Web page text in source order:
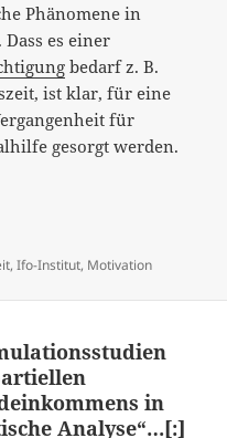
Phänomene in
es einer
bedarf z. B.
ist klar, für eine
für
gesorgt werden.
, Ifo-Institut, Motivation
in
Analyse​“…[:]